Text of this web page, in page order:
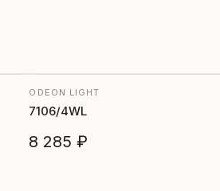
ODEON LIGHT
7106/4WL
8 285 ₽